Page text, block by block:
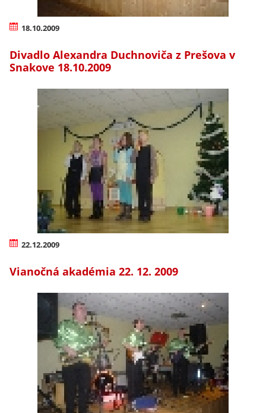
18.10.2009
Divadlo Alexandra Duchnoviča z Prešova v
Snakove 18.10.2009
22.12.2009
Vianočná akadémia 22. 12. 2009